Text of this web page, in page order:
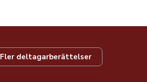
Fler deltagarberättelser